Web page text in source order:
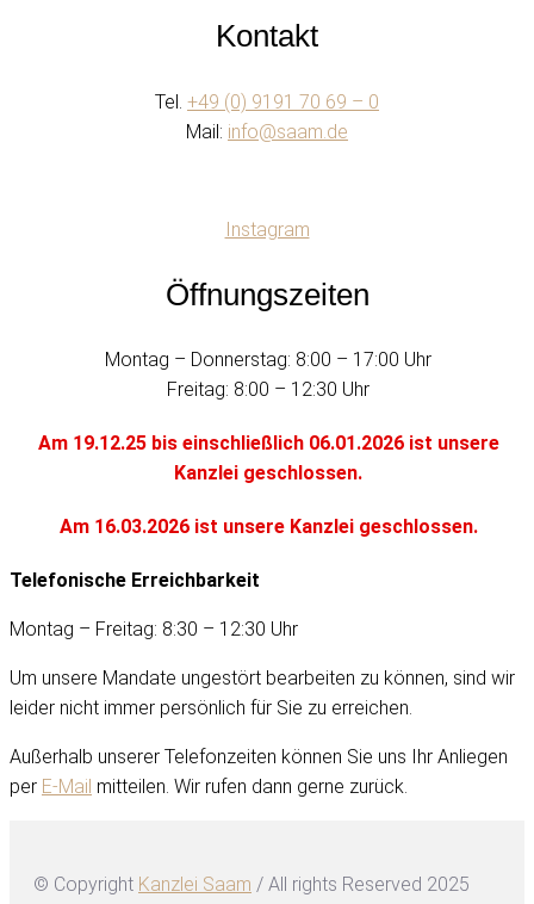
Kontakt
Tel. +49 (0) 9191 70 69 – 0
Mail: info@saam.de
Instagram
Öffnungszeiten
Montag – Donnerstag: 8:00 – 17:00 Uhr
Freitag: 8:00 – 12:30 Uhr
Am 19.12.25 bis einschließlich 06.01.2026 ist unsere
Kanzlei geschlossen.
Am 16.03.2026 ist unsere Kanzlei geschlossen.
Telefonische Erreichbarkeit
Montag – Freitag: 8:30 – 12:30 Uhr
Um unsere Mandate ungestört bearbeiten zu können, sind wir
leider nicht immer persönlich für Sie zu erreichen.
Außerhalb unserer Telefonzeiten können Sie uns Ihr Anliegen
per E-Mail mitteilen. Wir rufen dann gerne zurück.
© Copyright Kanzlei Saam / All rights Reserved 2025